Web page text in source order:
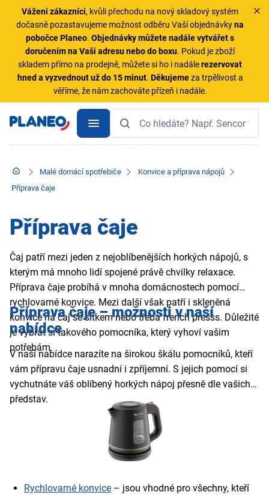
Vážení zákazníci, kvůli přechodu na nový skladový systém
dočasně pozastavujeme možnost odběru Vaší objednávkyna
pobočce Planeo.Objednávky můžete nadále vytvářet s
doručením na Vaši adresu nebo do boxu. Pokud je zboží
skladem přímo na prodejně, můžete si ho i nadálerezervovat
hned a vyzvednout už do 15 minut. Děkujemeza trpělivost a
věříme, že nám zachováte přízeň i nadále.
Malé domácí spotřebiče
Konvice a příprava nápojů
Příprava čaje
Příprava čaje
Čaj patří mezi jeden z nejoblíbenějších horkých nápojů, s
kterým má mnoho lidí spojené právě chvilky relaxace.
Příprava čaje probíhá v mnoha domácnostech pomocí
rychlovarné konvice. Mezi další však patří i skleněná
konvice na čaj se sítkem nebo třeba french presss. Důležité
je vybrat si takového pomocníka, který vyhoví vašim
potřebám.
Příprava čaje – možnosti v naší
nabídce
V naší nabídce narazíte na širokou škálu pomocníků, kteří
vám přípravu čaje usnadní i zpříjemní. S jejich pomocí si
vychutnáte váš oblíbený horkých nápoj přesně dle vašich
představ.
Rychlovarné konvice – jsou vhodné pro všechny, kteří